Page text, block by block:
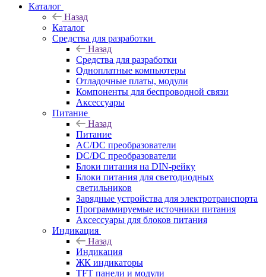
Каталог
Назад
Каталог
Средства для разработки
Назад
Средства для разработки
Одноплатные компьютеры
Отладочные платы, модули
Компоненты для беспроводной связи
Аксессуары
Питание
Назад
Питание
AC/DC преобразователи
DC/DC преобразователи
Блоки питания на DIN-рейку
Блоки питания для светодиодных
светильников
Зарядные устройства для электротранспорта
Программируемые источники питания
Аксессуары для блоков питания
Индикация
Назад
Индикация
ЖК индикаторы
TFT панели и модули